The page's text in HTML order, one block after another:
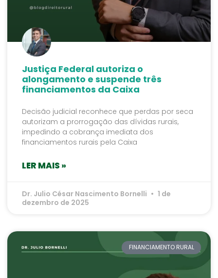
Justiça Federal autoriza o
alongamento e suspende três
financiamentos da Caixa
Decisão judicial reconhece que perdas por seca
autorizam a prorrogação das dívidas rurais,
impedindo a cobrança imediata dos
financiamentos rurais pela Caixa
LER MAIS »
Dr. Julio César Nascimento Bornelli
1 de
dezembro de 2025
FINANCIAMENTO RURAL